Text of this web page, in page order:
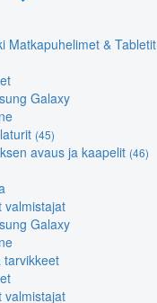
Matkapuhelimet & Tabletit
Galaxy
(45)
avaus ja kaapelit (46)
valmistajat
Galaxy
tarvikkeet
valmistajat